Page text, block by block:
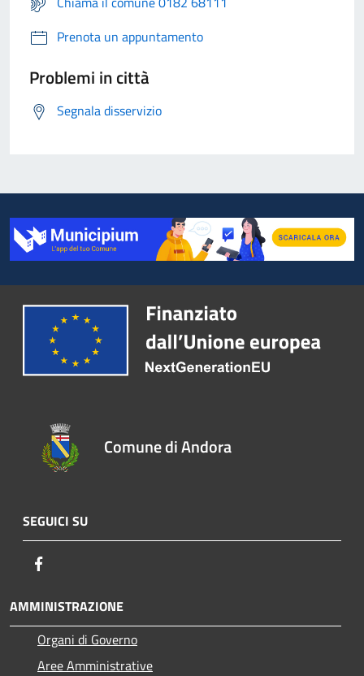
Prenota un appuntamento
Problemi in città
Segnala disservizio
Comune di Andora
SEGUICI SU
AMMINISTRAZIONE
Organi di Governo
Aree Amministrative